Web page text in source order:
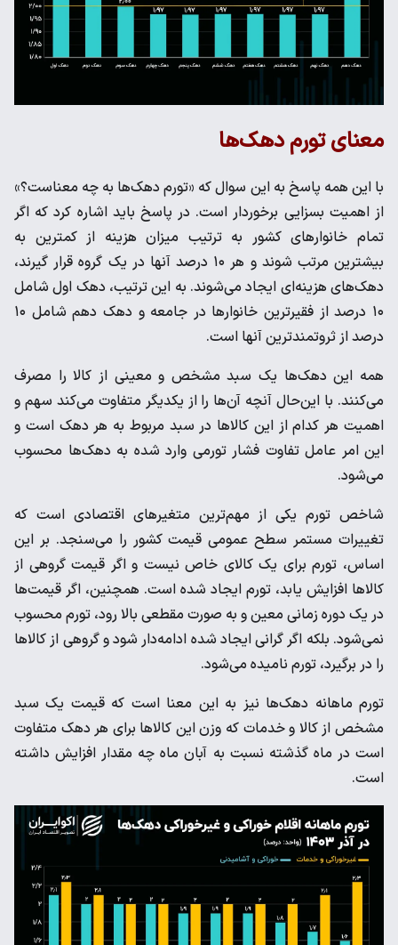
معنای تورم دهک‌ها
با این همه پاسخ به این سوال که «تورم دهک‌ها به چه معناست؟»
از اهمیت بسزایی برخوردار است. در پاسخ باید اشاره کرد که اگر
تمام خانوارهای کشور به ترتیب میزان هزینه از کمترین به
بیشترین مرتب شوند و هر ۱۰ درصد آنها در یک گروه قرار گیرند،
دهک‌های هزینه‌ای ایجاد می‌شوند. به این ترتیب، دهک اول شامل
۱۰ درصد از فقیرترین خانوارها در جامعه و دهک دهم شامل ۱۰
درصد از ثروتمندترین آنها است.
همه این دهک‌ها یک سبد مشخص و معینی از کالا را مصرف
می‌کنند. با این‌حال آنچه آن‌ها را از یکدیگر متفاوت می‌کند سهم و
اهمیت هر کدام از این کالاها در سبد مربوط به هر دهک است و
این امر عامل تفاوت فشار تورمی وارد شده به دهک‌ها محسوب
می‌شود.
شاخص تورم یکی از مهم‌ترین متغیرهای اقتصادی است که
تغییرات مستمر سطح عمومی قیمت کشور را می‌سنجد. بر این
اساس، تورم برای یک کالای خاص نیست و اگر قیمت گروهی از
کالاها افزایش یابد، تورم ایجاد شده است. همچنین، اگر قیمت‌ها
در یک دوره زمانی معین و به صورت مقطعی بالا رود، ‌تورم محسوب
نمی‌شود. بلکه اگر گرانی ایجاد شده ادامه‌دار شود و گروهی از کالاها
را در برگیرد، تورم نامیده می‌شود.
تورم ماهانه دهک‌ها نیز به این معنا است که قیمت یک سبد
مشخص از کالا و خدمات که وزن این کالاها برای هر دهک متفاوت
است در ماه گذشته نسبت به آبان ماه چه مقدار افزایش داشته
است.